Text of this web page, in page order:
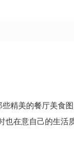
精美的餐厅美食
在意自己的生活